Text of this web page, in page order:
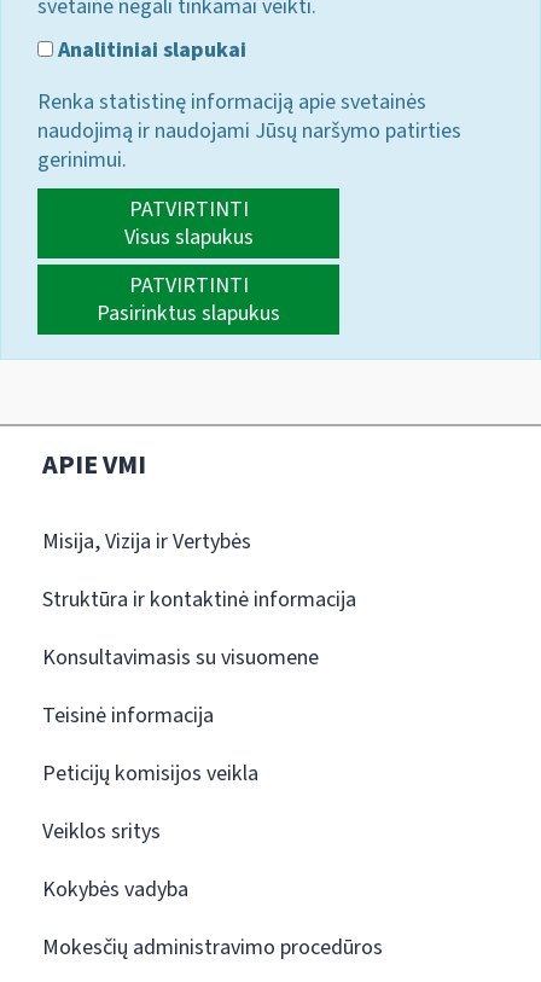
svetainė negali tinkamai veikti.
Analitiniai slapukai
Renka statistinę informaciją apie svetainės
naudojimą ir naudojami Jūsų naršymo patirties
gerinimui.
PATVIRTINTI
Visus slapukus
PATVIRTINTI
Pasirinktus slapukus
APIE VMI
Misija, Vizija ir Vertybės
Struktūra ir kontaktinė informacija
Konsultavimasis su visuomene
Teisinė informacija
Peticijų komisijos veikla
Veiklos sritys
Kokybės vadyba
Mokesčių administravimo procedūros